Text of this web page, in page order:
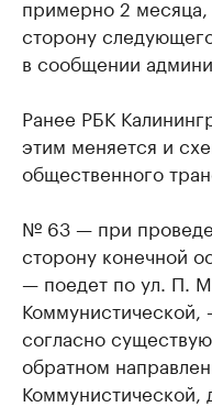
примерно 2 месяца,
сторону
в сообщении
Ранее РБК
этим меняется и
общественного
№ 63 — при
сторону конечной
— поедет по ул. П.
Коммунистической,
согласно
обратном
Коммунистической,